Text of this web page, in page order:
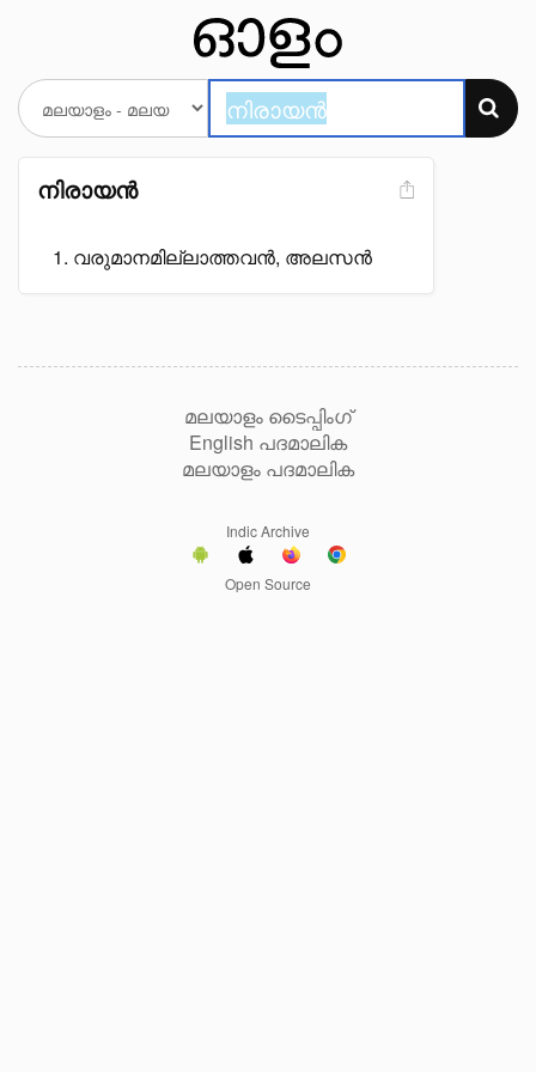
നിരായൻ
വരുമാനമില്ലാത്തവൻ, അലസൻ
മലയാളം ടൈപ്പിംഗ്
English പദമാലിക
മലയാളം പദമാലിക
Indic Archive
Open Source